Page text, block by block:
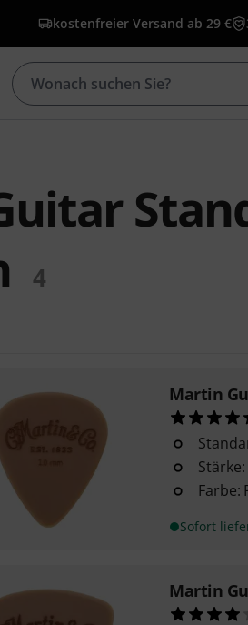
kostenfreier Versand ab 29 €
4
Martin
Farbe:
Sofort
Martin